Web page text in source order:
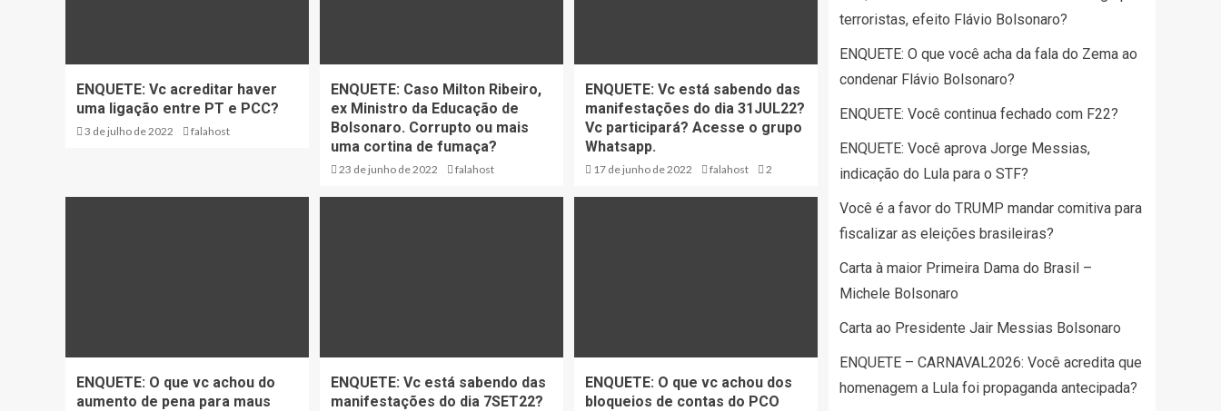
ENQUETE: Vc acreditar haver
uma ligação entre PT e PCC?
3 de julho de 2022 falahost
ENQUETE: Caso Milton Ribeiro,
ex Ministro da Educação de
Bolsonaro. Corrupto ou mais
uma cortina de fumaça?
23 de junho de 2022 falahost
ENQUETE: Vc está sabendo das
manifestações do dia 31JUL22?
Vc participará? Acesse o grupo
Whatsapp.
17 de junho de 2022 falahost 2
ENQUETE: O que vc achou do
aumento de pena para maus
ENQUETE: Vc está sabendo das
manifestações do dia 7SET22?
ENQUETE: O que vc achou dos
bloqueios de contas do PCO
terroristas, efeito Flávio Bolsonaro?
ENQUETE: O que você acha da fala do Zema ao
condenar Flávio Bolsonaro?
ENQUETE: Você continua fechado com F22?
ENQUETE: Você aprova Jorge Messias,
indicação do Lula para o STF?
Você é a favor do TRUMP mandar comitiva para
fiscalizar as eleições brasileiras?
Carta à maior Primeira Dama do Brasil –
Michele Bolsonaro
Carta ao Presidente Jair Messias Bolsonaro
ENQUETE – CARNAVAL2026: Você acredita que
homenagem a Lula foi propaganda antecipada?